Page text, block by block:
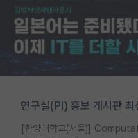
연구실(PI) 홍보 게시판 최